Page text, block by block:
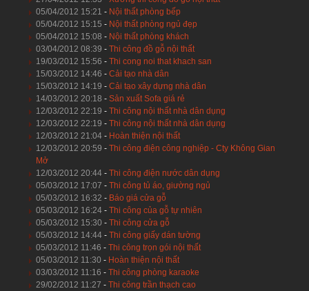
05/04/2012 15:21 - Nội thất phòng bếp
05/04/2012 15:15 - Nội thất phòng ngủ đẹp
05/04/2012 15:08 - Nội thất phòng khách
03/04/2012 08:39 - Thi công đồ gỗ nội thất
19/03/2012 15:56 - Thi cong noi that khach san
15/03/2012 14:46 - Cải tạo nhà dân
15/03/2012 14:19 - Cải tạo xây dựng nhà dân
14/03/2012 20:18 - Sản xuất Sofa giá rẻ
12/03/2012 22:19 - Thi công nội thất nhà dân dụng
12/03/2012 22:19 - Thi công nội thất nhà dân dụng
12/03/2012 21:04- Hoàn thiện nội thất
12/03/2012 20:59 - Thi công điện công nghiệp - Cty Không Gian
Mở
12/03/2012 20:44- Thi công điện nước dân dụng
05/03/2012 17:07 - Thi công tủ áo, giường ngủ
05/03/2012 16:32 - Báo giá cửa gỗ
05/03/2012 16:24- Thi công của gỗ tự nhiên
05/03/2012 15:30 - Thi công cửa gỗ
05/03/2012 14:44- Thi công giấy dán tường
05/03/2012 11:46 - Thi công trọn gói nội thất
05/03/2012 11:30 - Hoàn thiện nội thất
03/03/2012 11:16 - Thi công phòng karaoke
29/02/2012 11:27 - Thi công trần thạch cao